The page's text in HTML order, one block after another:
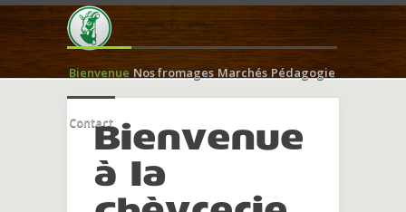
Bienvenue Nos fromages Marchés Pédagogie
ContactBienvenue
à la
chèvrerie